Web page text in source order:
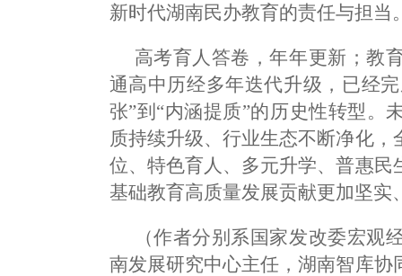
新时代湖南民办教育的责任与担当
高考育人答卷，年年更新；教
通高中历经多年迭代升级，已经
张”到“内涵提质”的历史性转型。
质持续升级、行业生态不断净化
位、特色育人、多元升学、普惠
基础教育高质量发展贡献更加坚
（作者分别系 国家发改委宏观
南发展研究中心主任，湖南智库